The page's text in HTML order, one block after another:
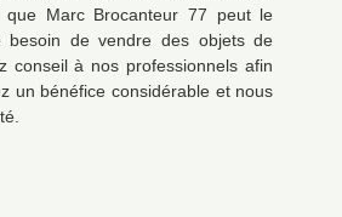
que Marc Brocanteur 77 peut le
besoin de vendre des objets de
conseil à nos professionnels afin
un bénéfice considérable et nous